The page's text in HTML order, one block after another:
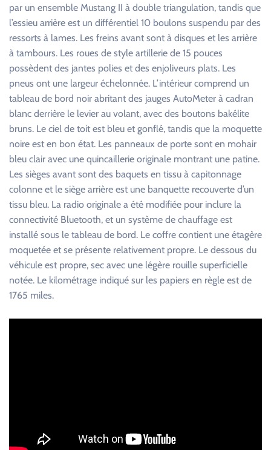
par un ensemble Mustang II à double triangulation, tandis que
l’essieu arrière est un différentiel 10 boulons suspendu par des
ressorts à lames. Les freins avant sont à disques et les arrière
à tambours. Les roues de style artillerie de 15 pouces
possèdent des jantes polies et des enjoliveurs plats. Les
pneus ont une largeur échelonnée. L’intérieur comprend un
tableau de bord noir abritant des jauges AutoMeter à cadran
blanc derrière le levier au volant, avec des boutons bakélite
bruns. Le ciel de toit est bleu et gonflé, tandis que la moquette
noire est en bon état. Les panneaux de porte sont en mohair
bleu clair avec une quincaillerie originale montrant une patine.
Les sièges avant sont des baquets en tissu à capitonnage
colonne et le siège arrière est une banquette recouverte d’un
tissu bleu. La radio originale a été modifiée pour inclure la
connectivité Bluetooth, et un système de chauffage est
installé sous le tableau de bord. Le coffre contient une étagère
moquetée et se présente relativement propre. Le dessous du
véhicule est propre, sec avec une légère rouille superficielle
notée. Le kilométrage indiqué sur les papiers en règle est de
1765 miles.